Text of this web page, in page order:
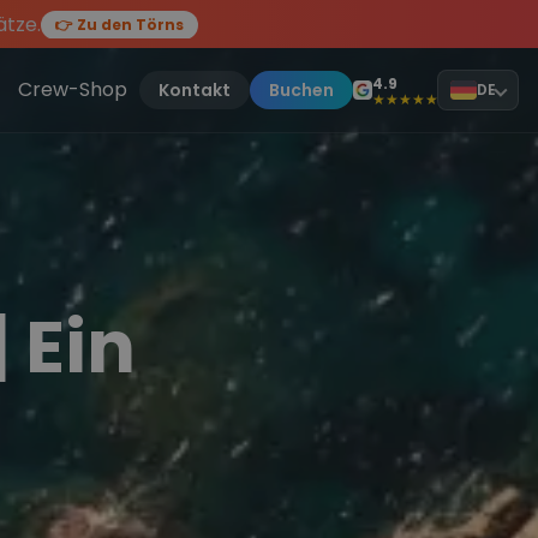
👉 Zu den Törns
Törn!
des Jahres, sei dabei.
Crew-Shop Kontakt Buchen 4.9
★★★★★ DE